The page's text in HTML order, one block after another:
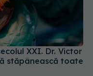
stăpânească toate